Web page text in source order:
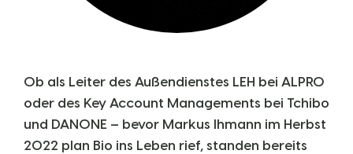
Ob als Leiter des Außendienstes LEH bei ALPRO
oder des Key Account Managements bei Tchibo
und DANONE – bevor Markus Ihmann im Herbst
2022 plan Bio ins Leben rief, standen bereits